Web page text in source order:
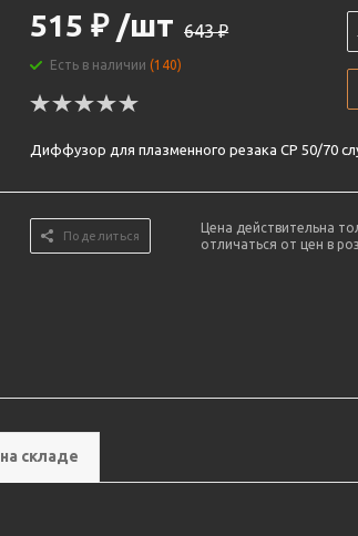
515 ₽ /шт 643₽
Есть в наличии(140)
Диффузор для плазменного резака CP 50/70
Поделиться
Цена действительна
отличаться от цен в
складе